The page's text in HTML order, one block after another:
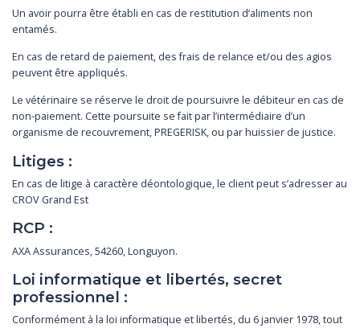
Un avoir pourra être établi en cas de restitution d’aliments non
entamés.
En cas de retard de paiement, des frais de relance et/ou des agios
peuvent être appliqués.
Le vétérinaire se réserve le droit de poursuivre le débiteur en cas de
non-paiement. Cette poursuite se fait par l’intermédiaire d’un
organisme de recouvrement, PREGERISK, ou par huissier de justice.
Litiges :
En cas de litige à caractère déontologique, le client peut s’adresser au
CROV Grand Est
RCP :
AXA Assurances, 54260, Longuyon.
Loi informatique et libertés, secret
professionnel :
Conformément à la loi informatique et libertés, du 6 janvier 1978, tout